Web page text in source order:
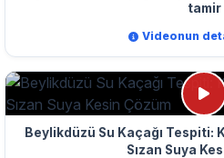
tamir
Videonun
Beylikdüzü Su Kaçağı Tespiti:
Sızan Suya